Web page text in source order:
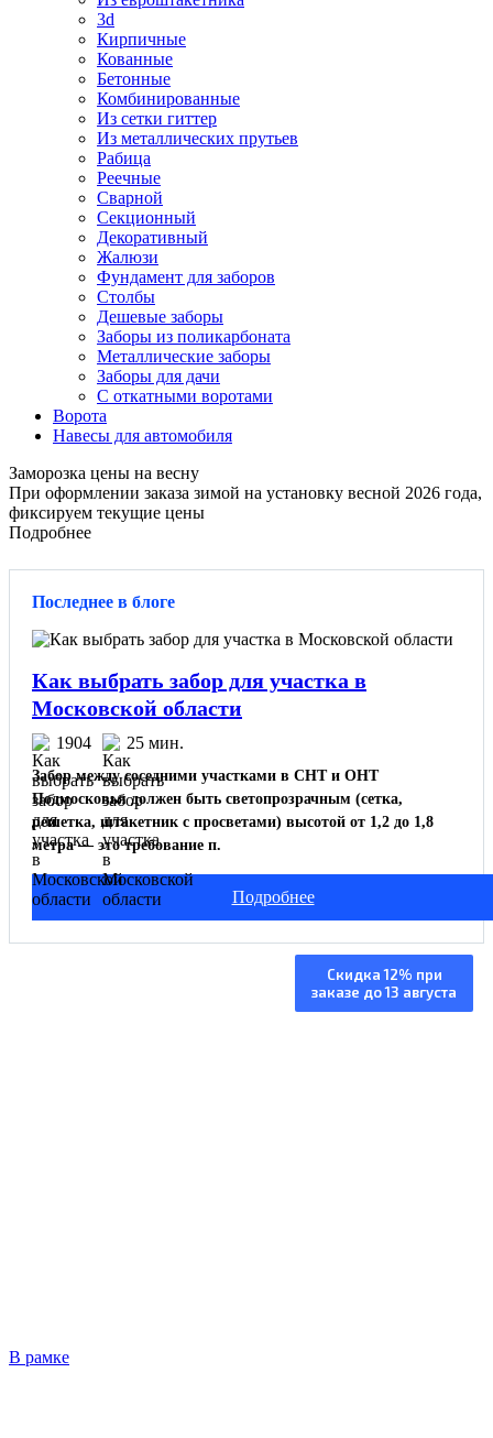
3d
Кирпичные
Кованные
Бетонные
Комбинированные
Из сетки гиттер
Из металлических прутьев
Рабица
Реечные
Сварной
Секционный
Декоративный
Жалюзи
Фундамент для заборов
Столбы
Дешевые заборы
Заборы из поликарбоната
Металлические заборы
Заборы для дачи
С откатными воротами
Ворота
Навесы для автомобиля
Заморозка цены на весну
При оформлении заказа зимой на установку весной 2026 года,
фиксируем текущие цены
Подробнее
Последнее в блоге
Как выбрать забор для участка в
Московской области
1904 25 мин.
Забор между соседними участками в СНТ и ОНТ
Подмосковья должен быть светопрозрачным (сетка,
решетка, штакетник с просветами) высотой от 1,2 до 1,8
метра — это требование п.
Подробнее
Скидка 12% при
заказе до 13 августа
В рамке